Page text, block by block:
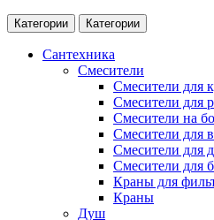
Категории Категории
Сантехника
Смесители
Смесители для
Смесители для
Смесители на
Смесители для
Смесители для
Смесители для
Краны для
Краны
Душ